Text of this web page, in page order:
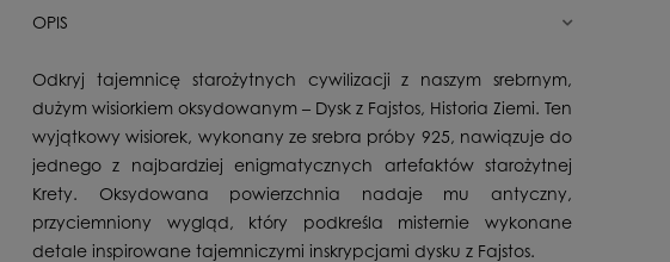
OPIS
Odkryj tajemnicę starożytnych cywilizacji z naszym srebrnym,
dużym wisiorkiem oksydowanym – Dysk z Fajstos, Historia Ziemi. Ten
wyjątkowy wisiorek, wykonany ze srebra próby 925, nawiązuje do
jednego z najbardziej enigmatycznych artefaktów starożytnej
Krety. Oksydowana powierzchnia nadaje mu antyczny,
przyciemniony wygląd, który podkreśla misternie wykonane
detale inspirowane tajemniczymi inskrypcjami dysku z Fajstos.